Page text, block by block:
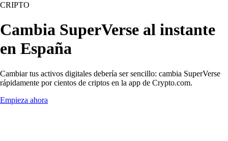
CRIPTO
Cambia SuperVerse al instante
en España
Cambiar tus activos digitales debería ser sencillo: cambia SuperVerse
rápidamente por cientos de criptos en la app de Crypto.com.
Empieza ahora